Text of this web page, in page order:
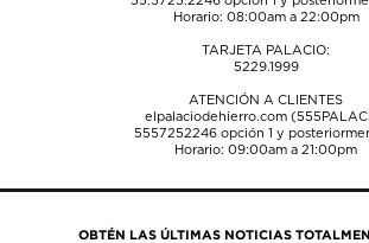
Horario: 08:00am a 22:00pm
TARJETA PALACIO:
5229.1999
ATENCIÓN A CLIENTES
elpalaciodehierro.com
5557252246opción 1 y
Horario: 09:00am a 21:00pm
OBTÉN LAS ÚLTIMAS NOTICIAS